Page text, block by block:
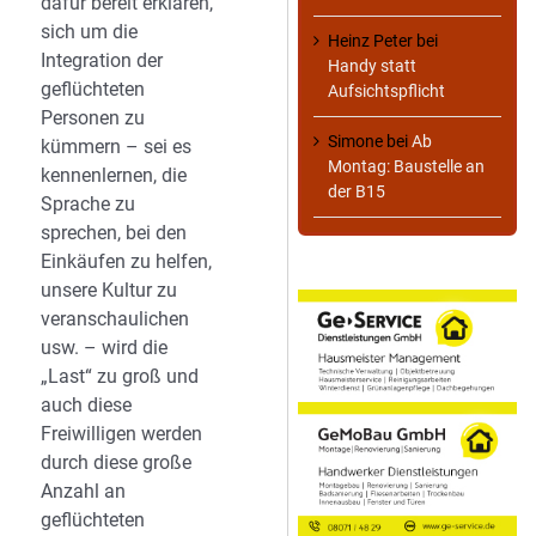
sich um die
Integration der
geflüchteten
Personen zu
kümmern – sei es
kennenlernen, die
Sprache zu
sprechen, bei den
Einkäufen zu helfen,
unsere Kultur zu
veranschaulichen
usw. – wird die
„Last“ zu groß und
auch diese
Freiwilligen werden
durch diese große
Anzahl an
geflüchteten
Heinz Peter bei
Handy statt
Aufsichtspflicht
Simone beiAb
Montag: Baustelle an
der B15